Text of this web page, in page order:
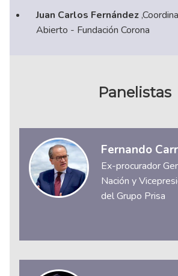
Juan Carlos Fernández
Abierto - Fundación Corona
Panelistas
Fernando
Ex-procurador
Nación y
del Grupo Prisa